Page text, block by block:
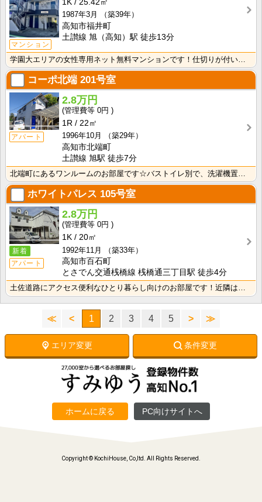
マンション
1K
25.42㎡
1987年3月
（築39年）
高知市福井町
土讃線 旭（高知）駅 徒歩13分
コーポ北端 201号室
アパート
2.8万円
0円
1R
22㎡
1996年10月
（築29年）
高知市北端町
土讃線 旭駅 徒歩7分
北端町にあるワンルームのお部屋です☆バストイレ別で、洗濯機置き場も室内です♪
ホワイトパレス 105号室
新着
アパート
2.8万円
0円
1K
20㎡
1992年11月
（築33年）
高知市百石町
とさでん交通桟橋線 桟橋通三丁目駅 徒歩4分
土佐道路にアクセス便利なひとり暮らし向けのお部屋です！近隣はスーパーやコンビニの豊富な暮らしやすいエ･･･
≪ < 1 2 3 4 5 > ≫
エリア変更 条件変更
ホームに戻る PC向けサイトへ
Copyright © KochiHouse, Co,ltd. All Rights Reserved.